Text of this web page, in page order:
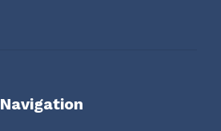
Navigation